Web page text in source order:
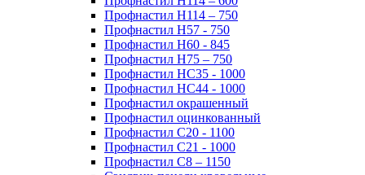
Профнастил Н114 – 750
Профнастил Н57 - 750
Профнастил Н60 - 845
Профнастил Н75 – 750
Профнастил НС35 - 1000
Профнастил НС44 - 1000
Профнастил окрашенный
Профнастил оцинкованный
Профнастил С20 - 1100
Профнастил С21 - 1000
Профнастил С8 – 1150